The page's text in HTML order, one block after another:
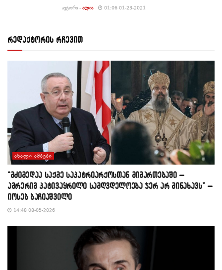
ᲐᲕᲢᲝᲠᲘ - ᲐᲚᲘᲐ 01:06 01-23-2021
რედაქტორის რჩევით
ᲐᲮᲐᲚᲘ ᲐᲛᲑᲔᲑᲘ
“მძიმედაა საქმე საპატრიარქოსთან მიმართებაში –
აგრერიგ პატივაყრილი სამღვდელოება ჯერ არ მინახავს” –
იოსებ ბაჩიაშვილი
14:48 08-05-2026